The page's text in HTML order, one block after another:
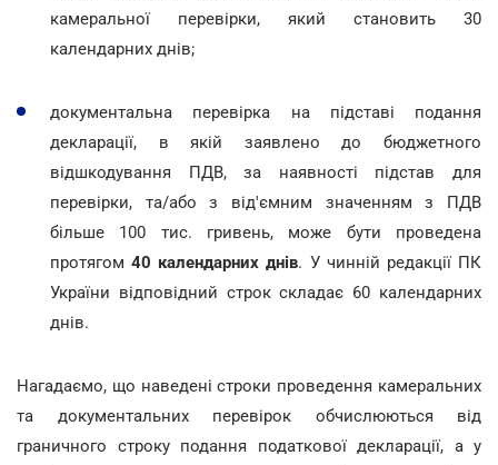
камеральної перевірки, який становить 30
календарних днів;
документальна перевірка на підставі подання
декларації, в якій заявлено до бюджетного
відшкодування ПДВ, за наявності підстав для
перевірки, та/або з від'ємним значенням з ПДВ
більше 100 тис. гривень, може бути проведена
протягом40 календарних днів. У чинній редакції ПК
України відповідний строк складає 60 календарних
днів.
Нагадаємо, що наведені строки проведення камеральних
та документальних перевірок обчислюються від
граничного строку подання податкової декларації, а у